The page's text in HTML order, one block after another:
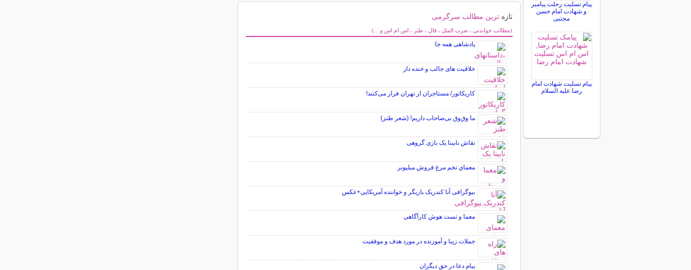
تازه ترین مطالب سرگرمی
(مطالب خواندنی ، ضرب المثل ، فال ، طنز ، اس ام اس و ...)
سایر مطالب سرگرمی
پادشاهی همه جا
خلاقیت های جالب و خنده دار
کاریکاتور/ مستاجران از تهران فرار می‌کنند!
ما وق‌وق بی‌صاحاب داریم! (شعر طنز)
نقاش نابینا یک بازی گروهی
معماي تخم مرغ فروش ميليونر
بیوگرافی آنا کندریک بازیگر و خواننده آمریکایی+عکس
معما و تست هوش کارآگاهی
جملات زیبا و آموزنده در مورد هدف و موفقیت
پیام دعا در حق دیگران
پیام تسلیت رحلت پیامبر
و شهادت امام حسن
مجتبی
پیام تسلیت شهادت امام
رضا علیه السلام